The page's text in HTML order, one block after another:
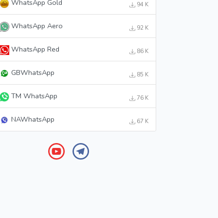
WhatsApp Gold 94 K
WhatsApp Aero 92 K
WhatsApp Red 86 K
GBWhatsApp 85 K
TM WhatsApp 76 K
NAWhatsApp 67 K